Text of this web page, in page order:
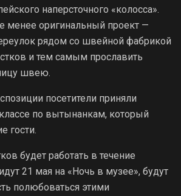
наперсточного «колосса».
менее оригинальный проект —
рядом со швейной фабрикой
и тем самым прославить
швею.
посетители приняли
по вытынанкам, который
гости.
будет работать в течение
21 мая на «Ночь в музее», будут
полюбоваться этими